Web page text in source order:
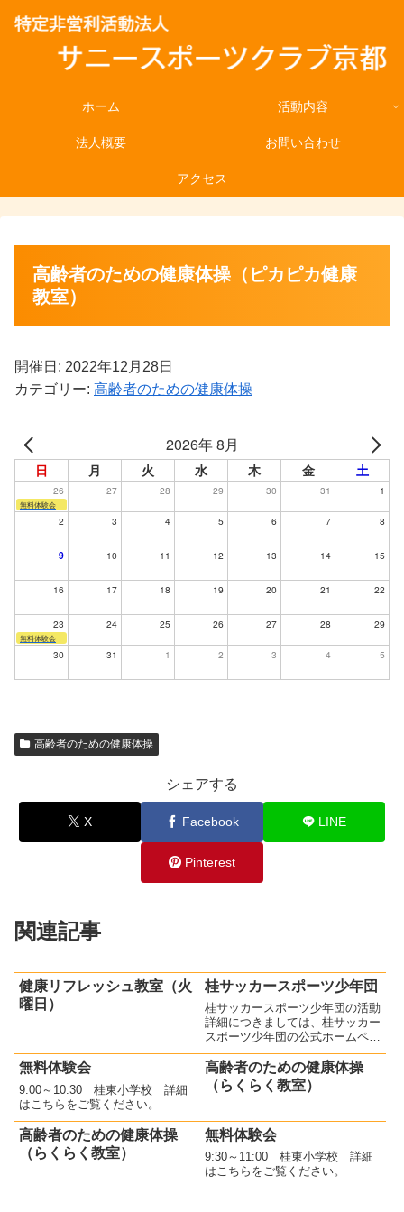
ホーム 活動内容
法人概要 お問い合わせ
アクセス
高齢者のための健康体操（ピカピカ健康
教室）
開催日: 2022年12月28日
カテゴリー: 高齢者のための健康体操
2026年 8月
日 月 火 水 木 金 土
26 27 28 29 30 31 1
無料体験会
2 3 4 5 6 7 8
9 10 11 12 13 14 15
16 17 18 19 20 21 22
23 24 25 26 27 28 29
無料体験会
30 31 1 2 3 4 5
高齢者のための健康体操
シェアする
X Facebook LINE
Pinterest
関連記事
健康リフレッシュ教室（火
曜日）
桂サッカースポーツ少年団
桂サッカースポーツ少年団の活動
詳細につきましては、桂サッカー
スポーツ少年団の公式ホームペー
ジをご確認ください。新規入団さ
れる方が増えて、活気がありま
す！
無料体験会
9:00～10:30 桂東小学校 詳細
はこちらをご覧ください。
高齢者のための健康体操
（らくらく教室）
高齢者のための健康体操
（らくらく教室）
無料体験会
9:30～11:00 桂東小学校 詳細
はこちらをご覧ください。